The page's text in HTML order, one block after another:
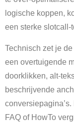
logische koppen,
een sterke slotcall-
Technisch zet je
een overtuigende
doorklikken, alt-
beschrijvende
FAQ of HowTo